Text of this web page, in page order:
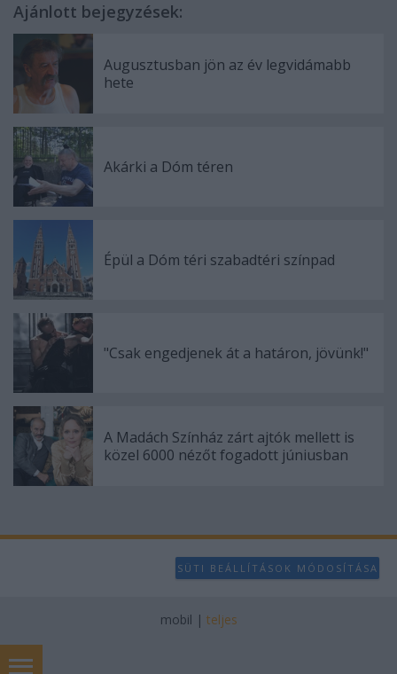
Ajánlott bejegyzések:
Augusztusban jön az év legvidámabb
hete
Akárki a Dóm téren
Épül a Dóm téri szabadtéri színpad
"Csak engedjenek át a határon, jövünk!"
A Madách Színház zárt ajtók mellett is
közel 6000 nézőt fogadott júniusban
SÜTI BEÁLLÍTÁSOK MÓDOSÍTÁSA
mobil | teljes